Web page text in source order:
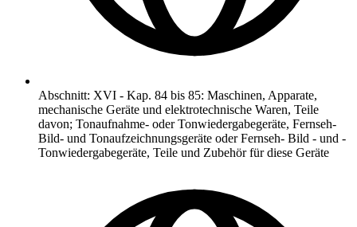
Abschnitt: XVI - Kap. 84 bis 85: Maschinen, Apparate,
mechanische Geräte und elektrotechnische Waren, Teile
davon; Tonaufnahme- oder Tonwiedergabegeräte, Fernseh-
Bild- und Tonaufzeichnungsgeräte oder Fernseh- Bild - und -
Tonwiedergabegeräte, Teile und Zubehör für diese Geräte